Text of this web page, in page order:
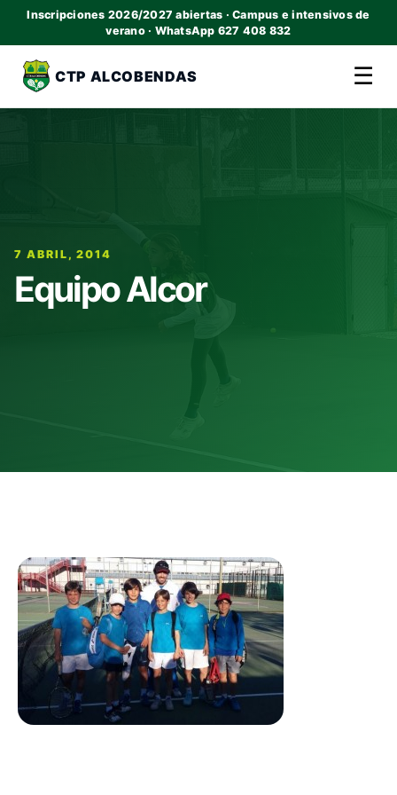
Inscripciones 2026/2027 abiertas · Campus e intensivos de
verano · WhatsApp 627 408 832
CTP ALCOBENDAS ☰
7 ABRIL, 2014
Equipo Alcor